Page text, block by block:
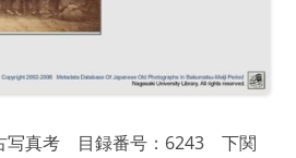
写真考 目録番号：6243 下関